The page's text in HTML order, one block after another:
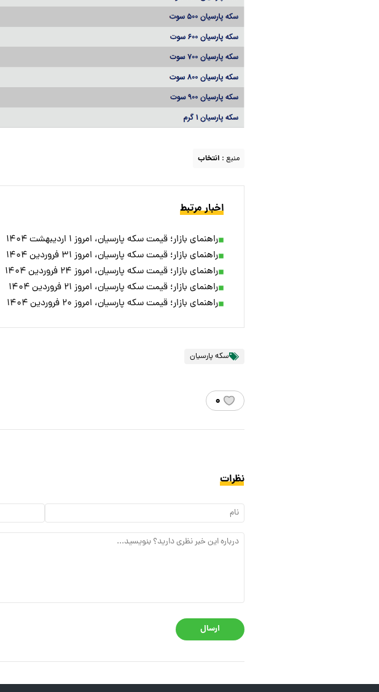
منبع : انتخاب
اخبار مرتبط
راهنمای بازار؛ قیمت سکه پارسیان، امروز ۱ اردیبهشت ۱۴۰۴
راهنمای بازار؛ قیمت سکه پارسیان، امروز ۳۱ فروردین ۱۴۰۴
راهنمای بازار؛ قیمت سکه پارسیان، امروز ۲۴ فروردین ۱۴۰۴
راهنمای بازار؛ قیمت سکه پارسیان، امروز ۲۱ فروردین ۱۴۰۴
راهنمای بازار؛ قیمت سکه پارسیان، امروز ۲۰ فروردین ۱۴۰۴
سکه پارسیان
۰
نظرات
ارسال